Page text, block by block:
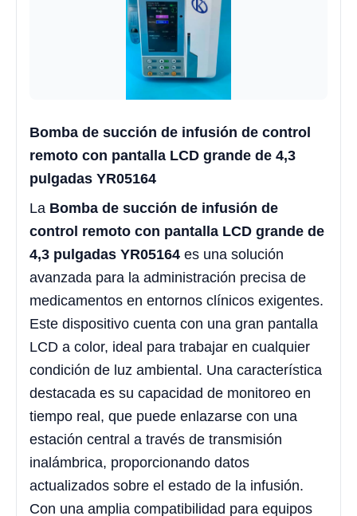
Bomba de succión de infusión de control
remoto con pantalla LCD grande de 4,3
pulgadas YR05164
La Bomba de succión de infusión de
control remoto con pantalla LCD grande de
4,3 pulgadas YR05164 es una solución
avanzada para la administración precisa de
medicamentos en entornos clínicos exigentes.
Este dispositivo cuenta con una gran pantalla
LCD a color, ideal para trabajar en cualquier
condición de luz ambiental. Una característica
destacada es su capacidad de monitoreo en
tiempo real, que puede enlazarse con una
estación central a través de transmisión
inalámbrica, proporcionando datos
actualizados sobre el estado de la infusión.
Con una amplia compatibilidad para equipos